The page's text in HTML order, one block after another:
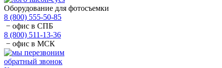
Оборудование для фотосъемки
8 (800) 555-50-85
− офис в СПБ
8 (800) 511-13-36
− офис в МСК
обратный звонок